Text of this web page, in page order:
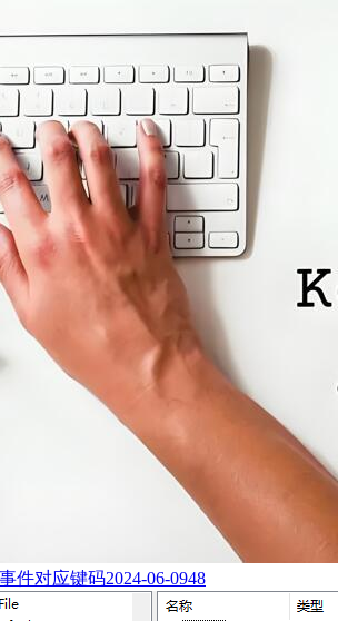
件对应键码2024-06-0948